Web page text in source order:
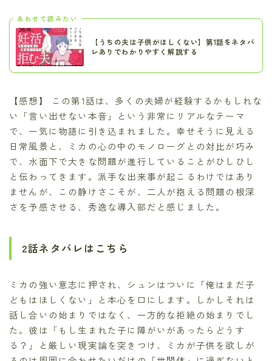
あわせて読みたい
【うちの夫は子供がほしくない】第1話をネタバ
レありでわかりやすく解説する
【感想】 この第1話は、多くの夫婦が経験するかもしれな
い「言い出せない本音」という非常にリアルなテーマ
で、一気に物語に引き込まれました。幸せそうに見える
日常風景と、ミカの心の中のモノローグとの対比が巧み
で、水面下で大きな問題が進行していることがひしひし
と伝わってきます。派手な出来事が起こるわけではあり
ませんが、この静けさこそが、二人が抱える問題の根深
さを予感させる、秀逸な導入部だと感じました。
2話ネタバレはこちら
ミカの強い意志に押され、シュンはついに「俺はまだ子
どもはほしくない」と本心を口にします。しかしそれは
話し合いの始まりではなく、一方的な拒絶の始まりでし
た。彼は「もし生まれた子に障がいがあったらどうす
る？」と厳しい現実論を突きつけ、ミカが子供を欲しが